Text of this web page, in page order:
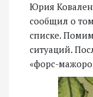
Юрия
сообщил о
списке.
ситуаций.
«форс-